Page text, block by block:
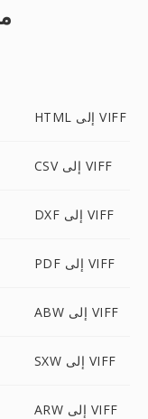
HTML إلى VIFF
CSV إلى VIFF
DXF إلى VIFF
PDF إلى VIFF
ABW إلى VIFF
SXW إلى VIFF
ARW إلى VIFF